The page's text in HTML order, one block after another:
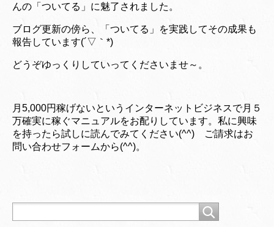
んの「ついてる」に魅了されました。
ブログ更新の傍ら、「ついてる」を実践してその成果も
報告しています(´▽｀*)
どうぞゆっくりしていってくださいませ～。
月5,000円稼げないというインターネットビジネスで月５
万確実に稼ぐマニュアルをお配りしています。私に興味
を持ったら試しに読んでみてください(^^) ご請求はお
問い合わせフォームから(^^)。